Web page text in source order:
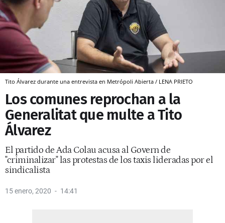
Tito Álvarez durante una entrevista en Metrópoli Abierta / LENA PRIETO
Los comunes reprochan a la
Generalitat que multe a Tito
Álvarez
El partido de Ada Colau acusa al Govern de
"criminalizar" las protestas de los taxis lideradas por el
sindicalista
15 enero, 2020 14:41